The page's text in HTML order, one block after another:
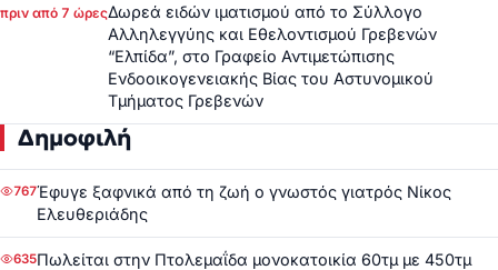
πριν από 7 ώρεςΔωρεά ειδών ιματισμού από το Σύλλογο
Αλληλεγγύης και Εθελοντισμού Γρεβενών
“Ελπίδα”, στο Γραφείο Αντιμετώπισης
Ενδοοικογενειακής Βίας του Αστυνομικού
Τμήματος Γρεβενών
Δημοφιλή
767Έφυγε ξαφνικά από τη ζωή ο γνωστός γιατρός Νίκος
Ελευθεριάδης
635Πωλείται στην Πτολεμαΐδα μονοκατοικία 60τμ με 450τμ